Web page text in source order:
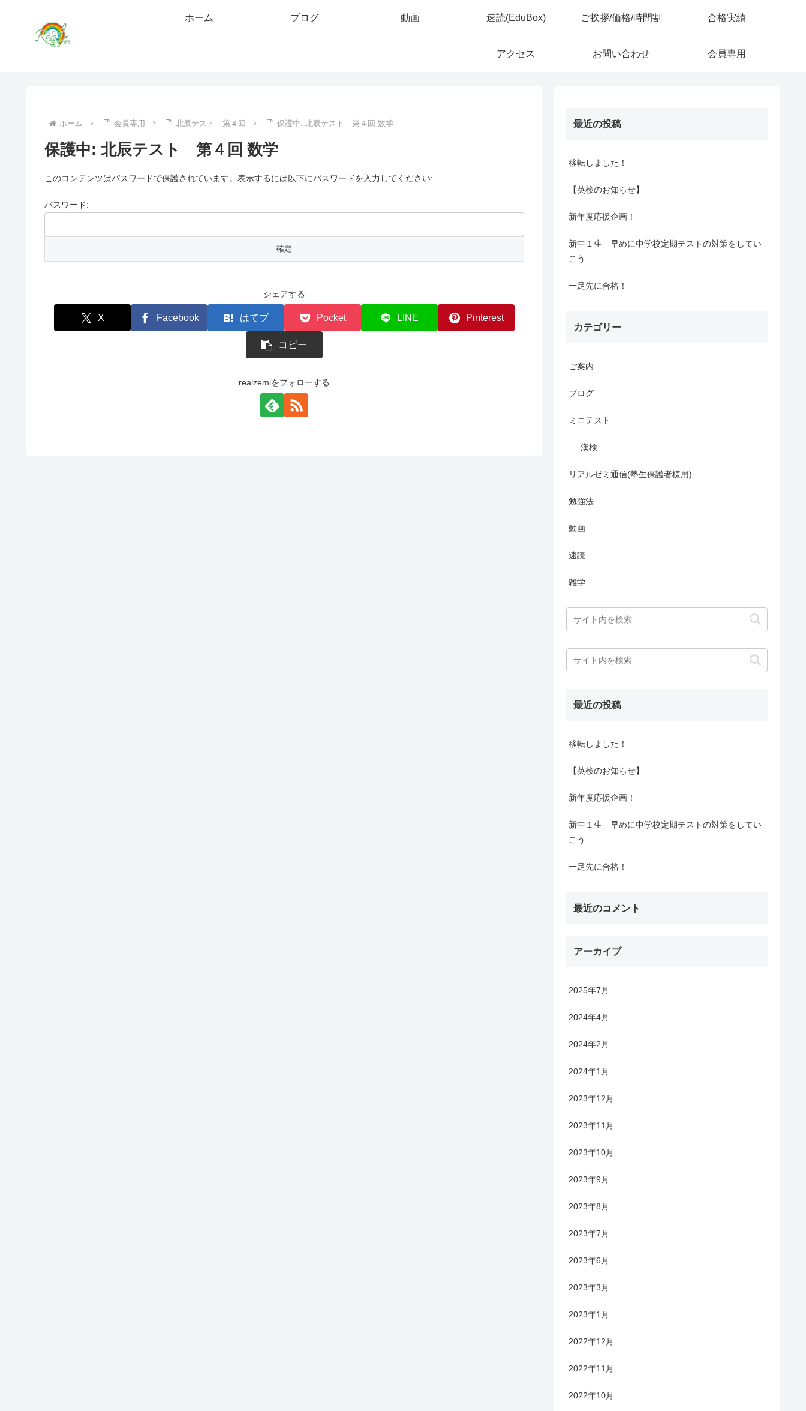
ホーム ブログ 動画 速読(EduBox) ご挨拶/価格/時間割 合格実績
アクセス お問い合わせ 会員専用
ホーム 会員専用 北辰テスト 第４回 保護中: 北辰テスト 第４回 数学
保護中: 北辰テスト 第４回 数学
このコンテンツはパスワードで保護されています。表示するには以下にパスワードを入力してください:
パスワード:
シェアする
X Facebook はてブ Pocket LINE Pinterest
コピー
realzemiをフォローする
最近の投稿
移転しました！
【英検のお知らせ】
新年度応援企画！
新中１生 早めに中学校定期テストの対策をしてい
こう
一足先に合格！
カテゴリー
ご案内
ブログ
ミニテスト
漢検
リアルゼミ通信(塾生保護者様用)
勉強法
動画
速読
雑学
最近の投稿
移転しました！
【英検のお知らせ】
新年度応援企画！
新中１生 早めに中学校定期テストの対策をしてい
こう
一足先に合格！
最近のコメント
アーカイブ
2025年7月
2024年4月
2024年2月
2024年1月
2023年12月
2023年11月
2023年10月
2023年9月
2023年8月
2023年7月
2023年6月
2023年3月
2023年1月
2022年12月
2022年11月
2022年10月